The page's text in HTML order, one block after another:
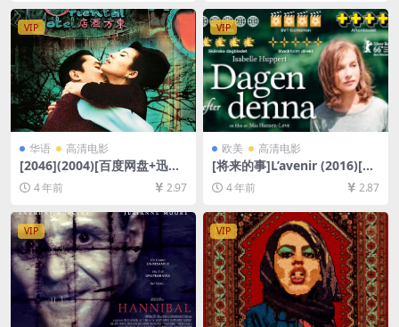
幕]
英字幕]
VIP
华语 高清电影
[2046](2004)[百度网盘+迅雷
云盘资源1080P超清未删减]
[MP4/7.9GB][原声中字]
4 年前 2.97
VIP
欧美 高清电影
[将来的事]L’avenir (2016)[百
度网盘+迅雷云盘资源1080P
超清未删减][MP4/6GB][中文
字幕]
4 年前 2.87
VIP VIP